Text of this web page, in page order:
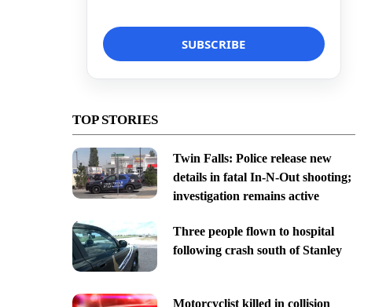
TOP STORIES
Twin Falls: Police release new
details in fatal In-N-Out shooting;
investigation remains active
Three people flown to hospital
following crash south of Stanley
Motorcyclist killed in collision